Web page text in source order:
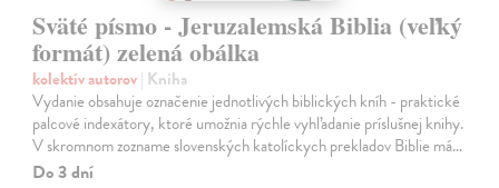
Sväté písmo - Jeruzalemská Biblia (veľký
formát) zelená obálka
kolektív autorov| Kniha
Vydanie obsahuje označenie jednotlivých biblických kníh - praktické
palcové indexátory, ktoré umožnia rýchle vyhľadanie príslušnej knihy.
V skromnom zozname slovenských katolíckych prekladov Biblie má…
Do 3 dní